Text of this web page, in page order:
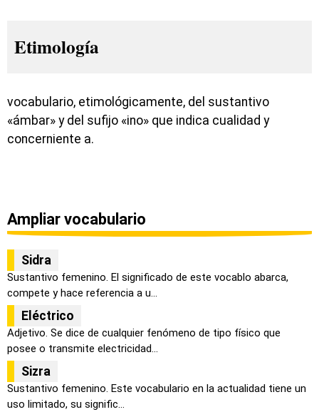
Etimología
vocabulario, etimológicamente, del sustantivo
«ámbar» y del sufijo «ino» que indica cualidad y
concerniente a.
Ampliar vocabulario
Sidra
Sustantivo femenino. El significado de este vocablo abarca,
compete y hace referencia a u...
Eléctrico
Adjetivo. Se dice de cualquier fenómeno de tipo físico que
posee o transmite electricidad...
Sizra
Sustantivo femenino. Este vocabulario en la actualidad tiene un
uso limitado, su signific...